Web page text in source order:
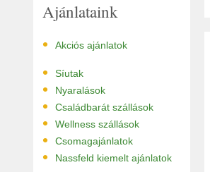
Ajánlataink
• Akciós ajánlatok
• Síutak
• Nyaralások
• Családbarát szállások
• Wellness szállások
• Csomagajánlatok
• Nassfeld kiemelt ajánlatok